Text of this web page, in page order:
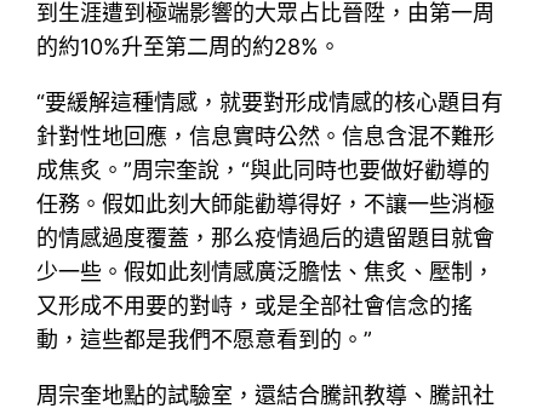
到生涯遭到極端影響的大眾占比晉陞，由第一周
的約10%升至第二周的約28%。
“要緩解這種情感，就要對形成情感的核心題目有
針對性地回應，信息實時公然。信息含混不難形
成焦炙。”周宗奎說，“與此同時也要做好勸導的
任務。假如此刻大師能勸導得好，不讓一些消極
的情感過度覆蓋，那么疫情過后的遺留題目就會
少一些。假如此刻情感廣泛膽怯、焦炙、壓制，
又形成不用要的對峙，或是全部社會信念的搖
動，這些都是我們不愿意看到的。”
周宗奎地點的試驗室，還結合騰訊教導、騰訊社